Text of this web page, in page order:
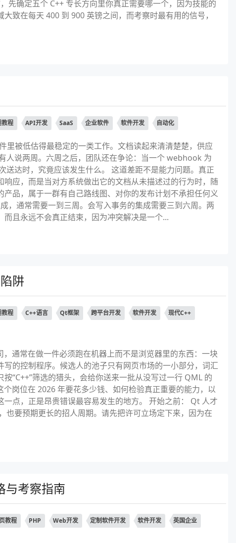
先确定五个 C++ 专长方向里你真正需要哪一个，因为技能的
致在每天 400 到 900 英镑之间，而考察时最有用的信号，
教程 API开发 SaaS 企业软件 软件开发 自动化
里被低估得最稳定的一类工作。文档读起来清清楚楚，供应
人说两周。六周之后，团队还在争论：当一个 webhook 为
送达时，究竟应该发生什么。 这道差距不是能力问题。真正
应，而是当对方系统做出它的文档从未描述过的行为时，随
品，属于一群有自己路线图、对你的发布计划不承担任何义
，通常需要一到三周。会写入事务的集成需要三到六周。两
且永远不会真正结束，因为冲突解决是一个...
阱
教程 C++语言 Qt框架 跨平台开发 软件开发 现代C++
通常在做一件必须跑在机器上而不是浏览器里的东西：一块
的控制程序。候选人的池子只有网页市场的一小部分，词汇
“C++”筛选的猎头，会给你送来一批从没写过一行 QML 的
岗位在 2026 年要花多少钱、如何检验真正重要的能力，以
点，正是昂贵错误最容易发生的地方。 开始之前： Qt 人才
也要预期更长的招人周期。请先把许可立场定下来，因为在
与考察指南
教程 PHP Web开发 定制软件开发 软件开发 英国企业